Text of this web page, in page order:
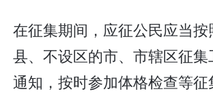
在征集期间，应征公民应当
县、不设区的市、市辖区征
通知，按时参加体格检查等征